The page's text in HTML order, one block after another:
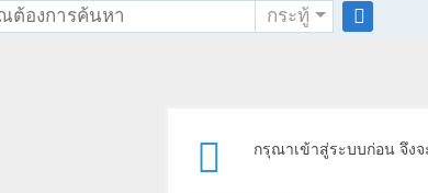
กระทู้
กรุณาเข้าสู่ระบบก่อน จึง